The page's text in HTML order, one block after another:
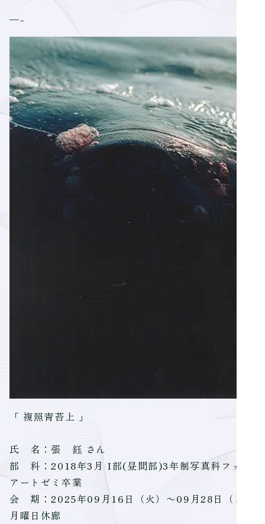
—-
「 複照青苔上 」
氏 名：張 鈺 さん
部 科：2018年3月 I部(昼間部)3年制写真科フォト
アートゼミ卒業
会 期：2025年09月16日（火）～09月28日（日）
月曜日休廊